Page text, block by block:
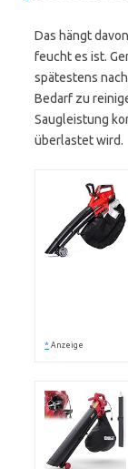
Das hängt
feucht es ist.
spätestens
Bedarf zu
Saugleistung
überlastet wird.
* Anzeige